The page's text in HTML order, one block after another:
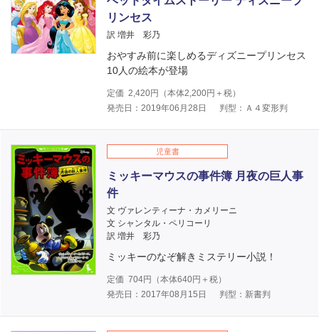
リンセス
訳 増井 彩乃
おやすみ前に楽しめるディズニープリンセス
10人の絵本が登場
定価 2,420円（本体2,200円＋税）
発売日：2019年06月28日
判型：Ａ４変形判
児童書
ミッキーマウスの事件簿 月夜の巨人事
件
文 ヴァレンティーナ・カメリーニ
文 シャンタル・ペリコーリ
訳 増井 彩乃
ミッキーのなぞ解きミステリー小説！
定価 704円（本体640円＋税）
発売日：2017年08月15日
判型：新書判